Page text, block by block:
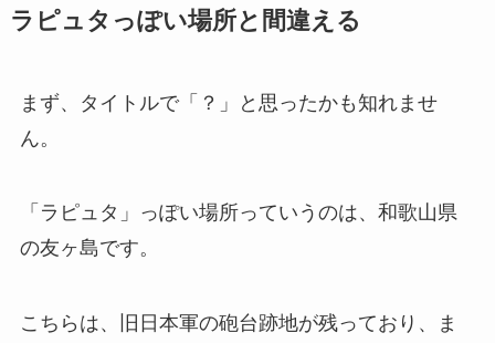
ラピュタっぽい場所と間違える
まず、タイトルで「？」と思ったかも知れませ
ん。
「ラピュタ」っぽい場所っていうのは、和歌山県
の友ヶ島です。
こちらは、旧日本軍の砲台跡地が残っており、ま